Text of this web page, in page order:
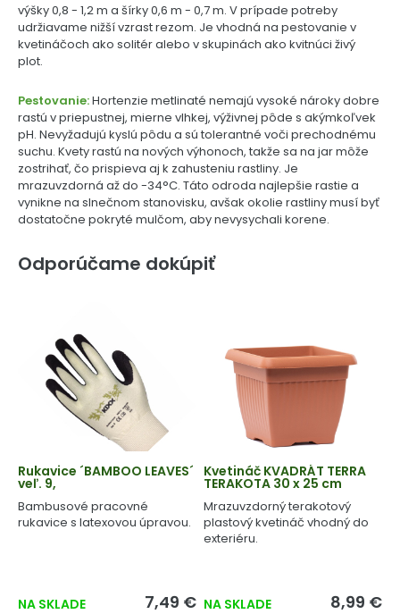
výšky 0,8 - 1,2 m a šírky 0,6 m - 0,7 m. V prípade potreby
udržiavame nižší vzrast rezom. Je vhodná na pestovanie v
kvetináčoch ako solitér alebo v skupinách ako kvitnúci živý
plot.
Pestovanie:Hortenzie metlinaté nemajú vysoké nároky dobre
rastú v priepustnej, mierne vlhkej, výživnej pôde s akýmkoľvek
pH. Nevyžadujú kyslú pôdu a sú tolerantné voči prechodnému
suchu. Kvety rastú na nových výhonoch, takže sa na jar môže
zostrihať, čo prispieva aj k zahusteniu rastliny. Je
mrazuvzdorná až do -34°C. Táto odroda najlepšie rastie a
vynikne na slnečnom stanovisku, avšak okolie rastliny musí byť
dostatočne pokryté mulčom, aby nevysychali korene.
Odporúčame dokúpiť
Rukavice ´BAMBOO LEAVES´
veľ. 9,
Bambusové pracovné
rukavice s latexovou úpravou.
NA SKLADE 7,49 €
Kvetináč KVADRÁT TERRA
TERAKOTA 30 x 25 cm
Mrazuvzdorný terakotový
plastový kvetináč vhodný do
exteriéru.
NA SKLADE 8,99 €